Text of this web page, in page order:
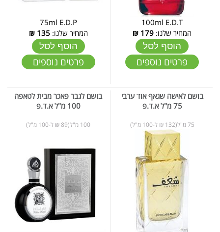
100ml E.D.T
המחיר שלנו: 179
₪
הוסף לסל
פרטים נוספים
75ml E.D.P
המחיר שלנו:135
₪
הוסף לסל
פרטים נוספים
בושם לאישה שגאף אוד ערבי
75 מ"ל א.ד.פ
75 מ"ל(132 ₪ ל-100 מ"ל)
בושם לגבר פאכר מבית לטאפה
100 מ"ל א.ד.פ
100 מ"ל(89 ₪ ל-100 מ"ל)